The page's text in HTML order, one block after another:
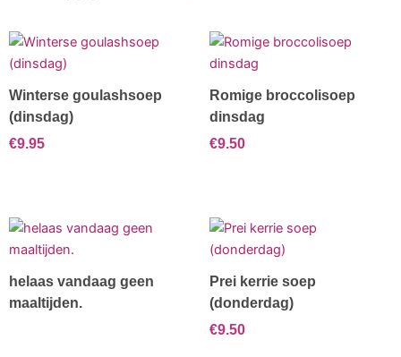
Winterse goulashsoep
(dinsdag)
€9.95
Romige broccolisoep
dinsdag
€9.50
helaas vandaag geen
maaltijden.
Prei kerrie soep
(donderdag)
€9.50